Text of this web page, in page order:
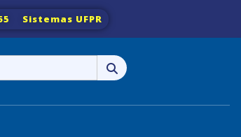
Sistemas UFPR